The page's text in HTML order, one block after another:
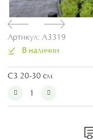
Артикул: A3319
В наличии
С3 20-30 см